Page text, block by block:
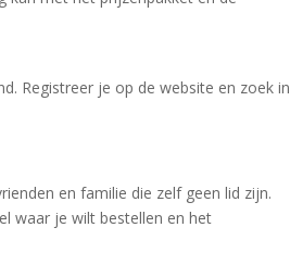
Registreer je op de website en zoek in
en familie die zelf geen lid zijn.
waar je wilt bestellen en het